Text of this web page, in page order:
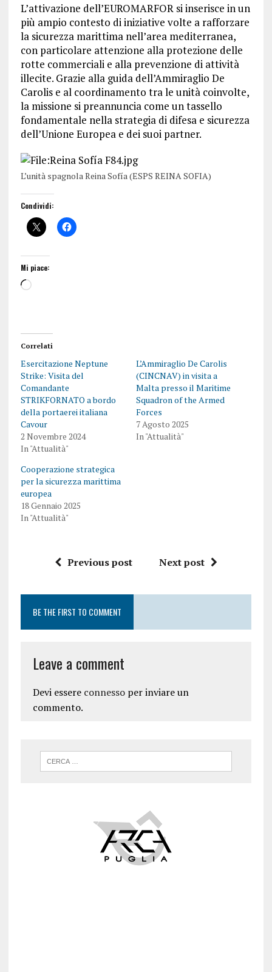
L’attivazione dell’EUROMARFOR si inserisce in un
più ampio contesto di iniziative volte a rafforzare
la sicurezza marittima nell’area mediterranea,
con particolare attenzione alla protezione delle
rotte commerciali e alla prevenzione di attività
illecite. Grazie alla guida dell’Ammiraglio De
Carolis e al coordinamento tra le unità coinvolte,
la missione si preannuncia come un tassello
fondamentale nella strategia di difesa e sicurezza
dell’Unione Europea e dei suoi partner.
L’unità spagnola Reina Sofía (ESPS REINA SOFIA)
Condividi:
Mi piace:
Correlati
Esercitazione Neptune
Strike: Visita del
Comandante
STRIKFORNATO a bordo
della portaerei italiana
Cavour
2 Novembre 2024
In "Attualità"
L’Ammiraglio De Carolis
(CINCNAV) in visita a
Malta presso il Maritime
Squadron of the Armed
Forces
7 Agosto 2025
In "Attualità"
Cooperazione strategica
per la sicurezza marittima
europea
18 Gennaio 2025
In "Attualità"
Previous post Next post
BE THE FIRST TO COMMENT
Leave a comment
Devi essere connessoper inviare un
commento.